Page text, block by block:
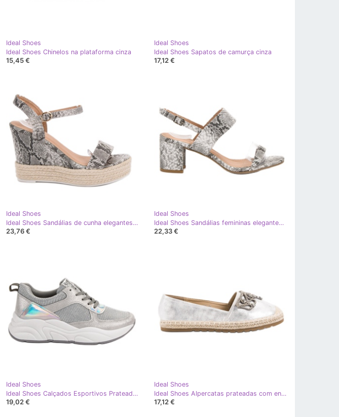
Ideal Shoes
Ideal Shoes Chinelos na plataforma cinza
15,45 €
Ideal Shoes
Ideal Shoes Sapatos de camurça cinza
17,12 €
Ideal Shoes
Ideal Shoes Sandálias de cunha elegantes cinza
23,76 €
Ideal Shoes
Ideal Shoes Sandálias femininas elegantes cinza
22,33 €
Ideal Shoes
Ideal Shoes Calçados Esportivos Prateados cinza
19,02 €
Ideal Shoes
Ideal Shoes Alpercatas prateadas com enfeites cinza
17,12 €